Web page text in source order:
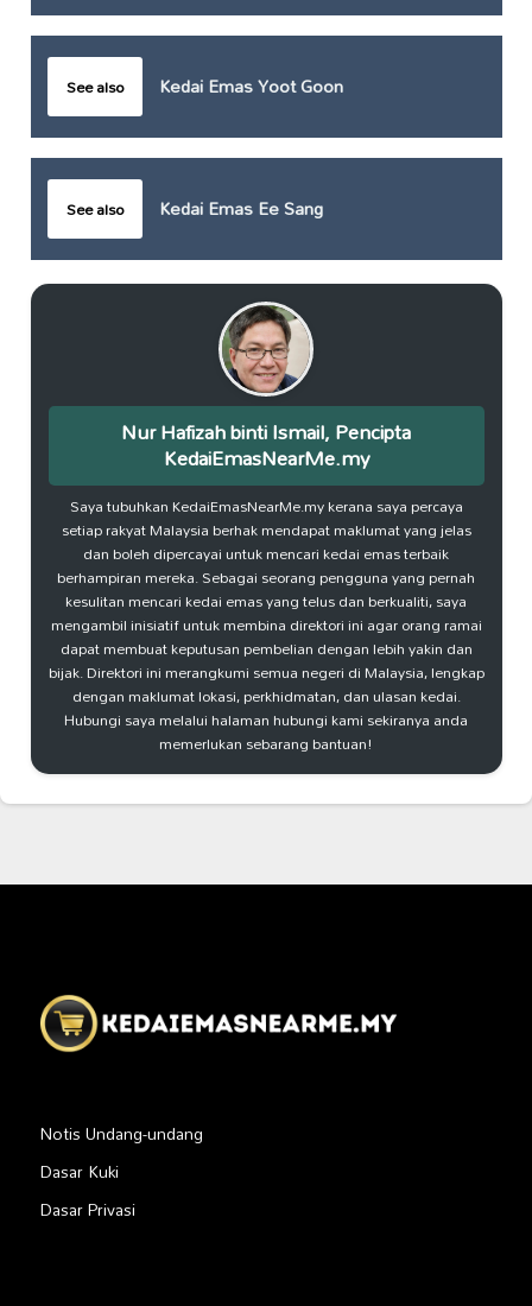
See also Kedai Emas Yoot Goon
See also Kedai Emas Ee Sang
Nur Hafizah binti Ismail, Pencipta
KedaiEmasNearMe.my
Saya tubuhkan KedaiEmasNearMe.my kerana saya percaya
setiap rakyat Malaysia berhak mendapat maklumat yang jelas
dan boleh dipercayai untuk mencari kedai emas terbaik
berhampiran mereka. Sebagai seorang pengguna yang pernah
kesulitan mencari kedai emas yang telus dan berkualiti, saya
mengambil inisiatif untuk membina direktori ini agar orang ramai
dapat membuat keputusan pembelian dengan lebih yakin dan
bijak. Direktori ini merangkumi semua negeri di Malaysia, lengkap
dengan maklumat lokasi, perkhidmatan, dan ulasan kedai.
Hubungi saya melalui halaman hubungi kami sekiranya anda
memerlukan sebarang bantuan!
Notis Undang-undang
Dasar Kuki
Dasar Privasi